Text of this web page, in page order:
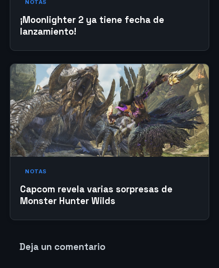
NOTAS
¡Moonlighter 2 ya tiene fecha de
lanzamiento!
NOTAS
Capcom revela varias sorpresas de
Monster Hunter Wilds
Deja un comentario